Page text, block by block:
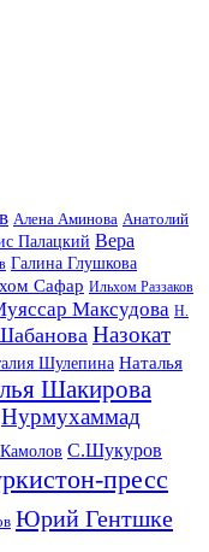
Алена Аминова Анатолий
Палацкий Вера
Галина Глушкова
Сафар Ильхом Раззаков
Максудова Н.
Назокат
Шулепина Наталья
Шакирова
Нурмухаммад
С.Шукуров
пресс
Юрий Гентшке